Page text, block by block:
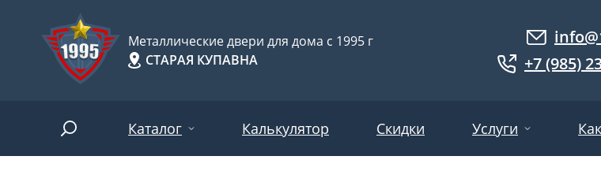
Металлические двери для дома с 1995 г
СТАРАЯ КУПАВНА
+7 (985)
Каталог Калькулятор Скидки Услуги